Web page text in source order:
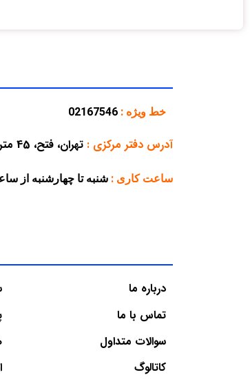
خط ویژه : 02167546
آدرس دفتر مرکزی : تهران، فتح، 45 متری زرند، مجتمع تجاری پارسه، پلاک 38
ساعت کاری : شنبه تا چهارشنبه از ساعت 8:30 تا 16:30 – پنجشنبه از ساعت 8:30
درباره ما
تماس با ما
سوالات متداول
کاتالوگ